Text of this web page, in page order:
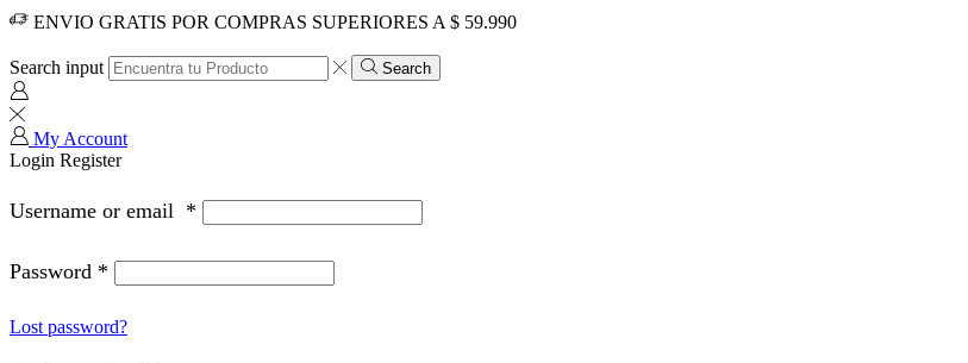
ENVIO GRATIS POR COMPRAS SUPERIORES A $ 59.990
Search input Search
My Account
Login Register
Username or email *
Password *
Lost password?